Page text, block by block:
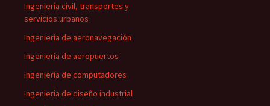
Ingeniería civil, transportes y
servicios urbanos
Ingeniería de aeronavegación
Ingeniería de aeropuertos
Ingeniería de computadores
Ingeniería de diseño industrial